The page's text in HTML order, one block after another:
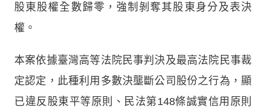
股東股權全數歸零，強制剝奪其股東身分及表決
權。
本案依據臺灣高等法院民事判決及最高法院民事裁
定認定，此種利用多數決壟斷公司股份之行為，顯
已違反股東平等原則、民法第148條誠實信用原則